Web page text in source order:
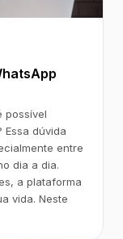
possível
Essa dúvida
entre
dia a dia.
a plataforma
vida. Neste